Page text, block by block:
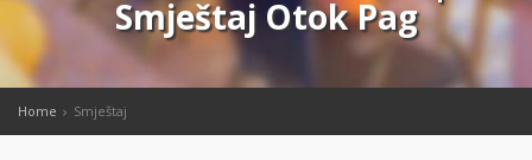
Smještaj Otok Pag
Home Smještaj